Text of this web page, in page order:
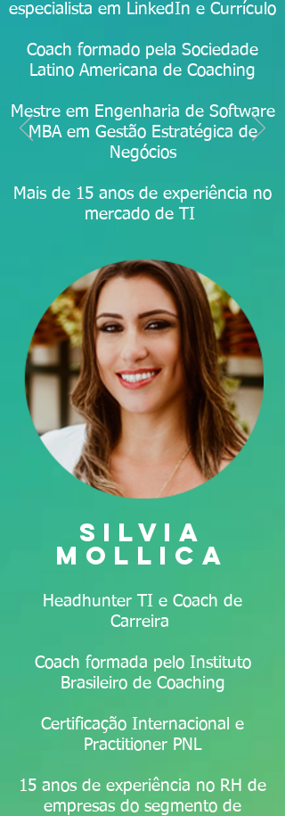
especialista em LinkedIn e Currículo
Coach formado pela Sociedade
Latino Americana de Coaching
Mestre em Engenharia de Software
MBA em Gestão Estratégica de
Negócios
Mais de 15 anos de experiência no
mercado de TI
silvia
mollica
Headhunter TI e Coach de
Carreira
Coach formada pelo Instituto
Brasileiro de Coaching
Certificação Internacional e
Practitioner PNL
15 anos de experiência no RH de
empresas do segmento de